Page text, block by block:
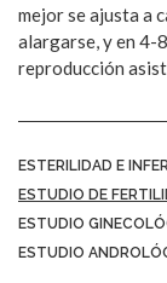
mejor se ajusta a
alargarse, y en 4-
reproducción
ESTERILIDAD E
ESTUDIO DE
ESTUDIO
ESTUDIO